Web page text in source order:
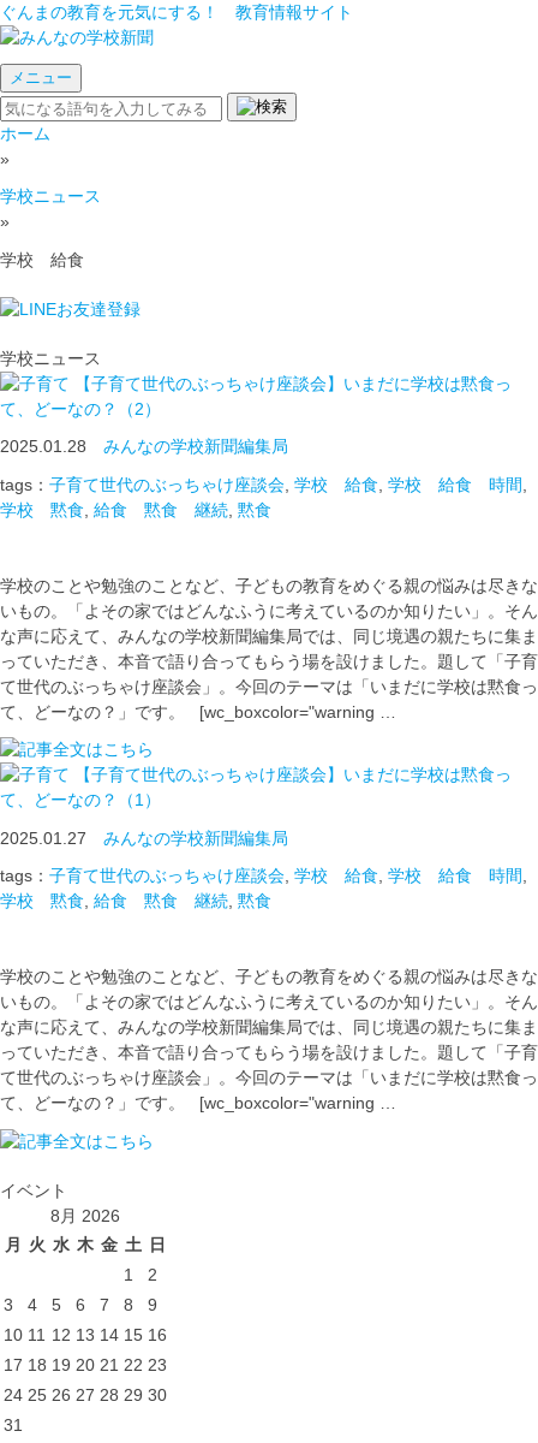
ぐんまの教育を元気にする！ 教育情報サイト
メニュー
ホーム
»
学校ニュース
»
学校 給食
学校ニュース
【子育て世代のぶっちゃけ座談会】いまだに学校は黙食っ
て、どーなの？（2）
2025.01.28 みんなの学校新聞編集局
tags： 子育て世代のぶっちゃけ座談会 学校 給食 学校 給食 時間
学校 黙食 給食 黙食 継続 黙食
学校のことや勉強のことなど、子どもの教育をめぐる親の悩みは尽きな
いもの。「よその家ではどんなふうに考えているのか知りたい」。そん
な声に応えて、みんなの学校新聞編集局では、同じ境遇の親たちに集ま
っていただき、本音で語り合ってもらう場を設けました。題して「子育
て世代のぶっちゃけ座談会」。今回のテーマは「いまだに学校は黙食っ
て、どーなの？」です。 [wc_boxcolor="warning …
【子育て世代のぶっちゃけ座談会】いまだに学校は黙食っ
て、どーなの？（1）
2025.01.27 みんなの学校新聞編集局
tags： 子育て世代のぶっちゃけ座談会 学校 給食 学校 給食 時間
学校 黙食 給食 黙食 継続 黙食
学校のことや勉強のことなど、子どもの教育をめぐる親の悩みは尽きな
いもの。「よその家ではどんなふうに考えているのか知りたい」。そん
な声に応えて、みんなの学校新聞編集局では、同じ境遇の親たちに集ま
っていただき、本音で語り合ってもらう場を設けました。題して「子育
て世代のぶっちゃけ座談会」。今回のテーマは「いまだに学校は黙食っ
て、どーなの？」です。 [wc_boxcolor="warning …
イベント
8月 2026
月 火 水 木 金 土 日
1
2
3
4 5 6 7 8
9
10 11 12 13 14 15 16
17 18 19 20 21 22 23
24 25 26 27 28 29 30
31